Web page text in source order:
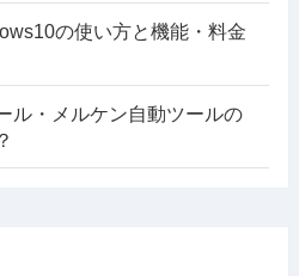
の使い方と機能・料金
ル・メルケン自動ツールの